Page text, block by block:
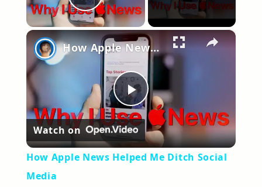
Play Video
×
Play
Video
How Apple News Helped Me Ditch Social Media
Watch on
How Apple News Helped Me Ditch Social
Media